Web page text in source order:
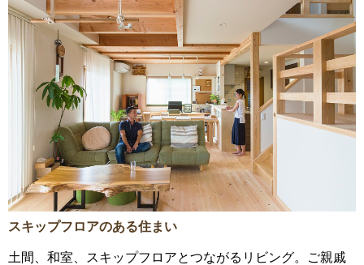
スキップフロアのある住まい
土間、和室、スキップフロアとつながるリビング。ご親戚